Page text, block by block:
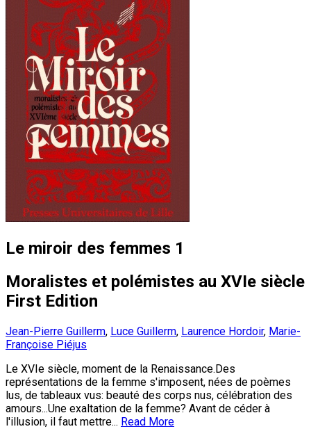
Le miroir des femmes 1
Moralistes et polémistes au XVIe siècle
First Edition
Jean-Pierre Guillerm, Luce Guillerm, Laurence Hordoir, Marie-
Françoise Piéjus
Le XVIe siècle, moment de la Renaissance.Des
représentations de la femme s'imposent, nées de poèmes
lus, de tableaux vus: beauté des corps nus, célébration des
amours...Une exaltation de la femme? Avant de céder à
l'illusion, il faut mettre... Read More